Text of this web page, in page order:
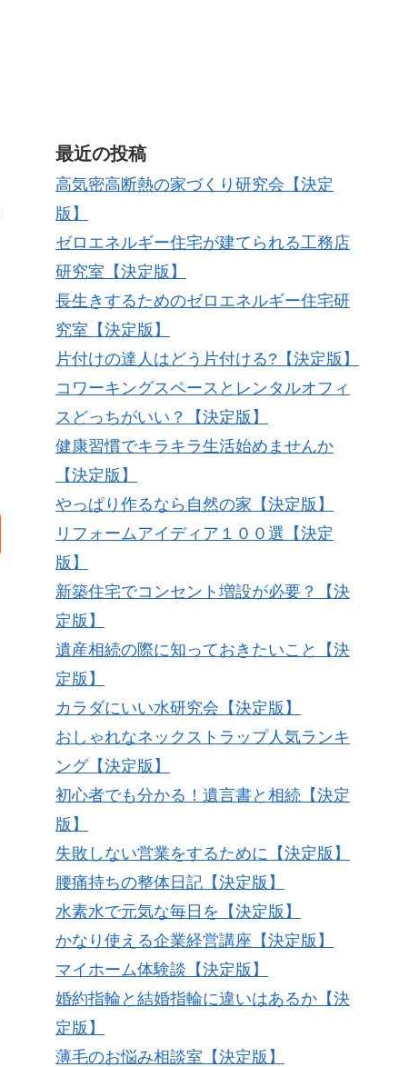
最近の投稿
高気密高断熱の家づくり研究会【決定
版】
ゼロエネルギー住宅が建てられる工務店
研究室【決定版】
長生きするためのゼロエネルギー住宅研
究室【決定版】
片付けの達人はどう片付ける?【決定版】
コワーキングスペースとレンタルオフィ
スどっちがいい？【決定版】
健康習慣でキラキラ生活始めませんか
【決定版】
やっぱり作るなら自然の家【決定版】
リフォームアイディア１００選【決定
版】
新築住宅でコンセント増設が必要？【決
定版】
遺産相続の際に知っておきたいこと【決
定版】
カラダにいい水研究会【決定版】
おしゃれなネックストラップ人気ランキ
ング【決定版】
初心者でも分かる！遺言書と相続【決定
版】
失敗しない営業をするために【決定版】
腰痛持ちの整体日記【決定版】
水素水で元気な毎日を【決定版】
かなり使える企業経営講座【決定版】
マイホーム体験談【決定版】
婚約指輪と結婚指輪に違いはあるか【決
定版】
薄毛のお悩み相談室【決定版】